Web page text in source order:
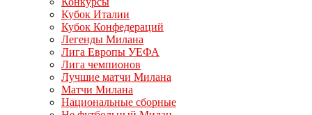
Кубок Италии
Кубок Конфедераций
Легенды Милана
Лига Европы УЕФА
Лига чемпионов
Лучшие матчи Милана
Матчи Милана
Национальные сборные